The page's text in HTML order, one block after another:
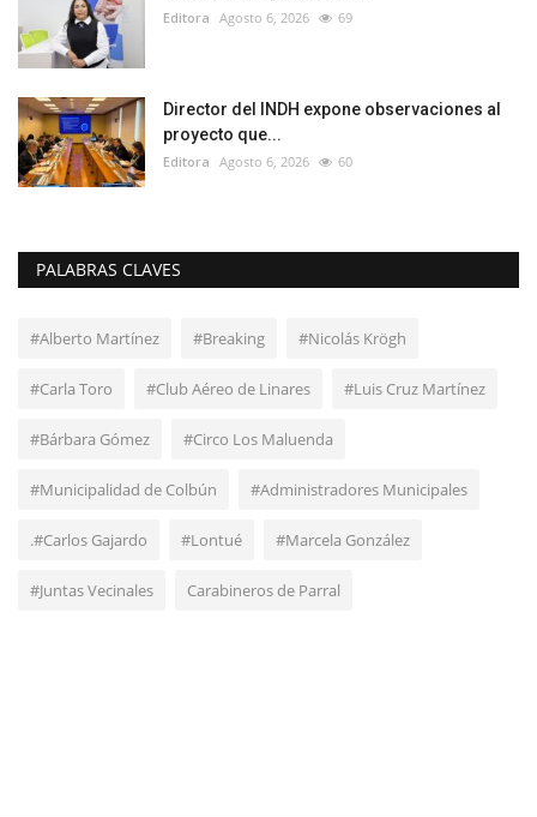
Editora Agosto 6, 2026 69
Director del INDH expone observaciones al
proyecto que...
Editora Agosto 6, 2026 60
PALABRAS CLAVES
#Alberto Martínez #Breaking #Nicolás Krögh
#Carla Toro #Club Aéreo de Linares #Luis Cruz Martínez
#Bárbara Gómez #Circo Los Maluenda
#Municipalidad de Colbún #Administradores Municipales
.#Carlos Gajardo #Lontué #Marcela González
#Juntas Vecinales Carabineros de Parral